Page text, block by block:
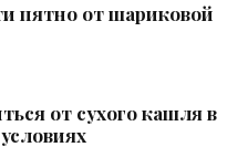
пятно от шариковой
от сухого кашля в